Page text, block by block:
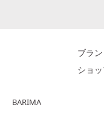
ブラン
ショ
BARIMA